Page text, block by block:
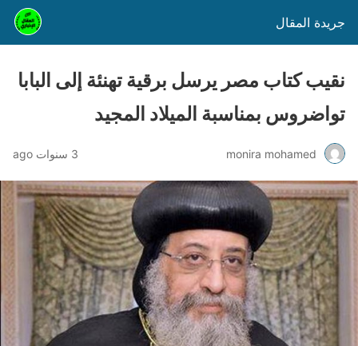
جريدة المقال
نقيب كتاب مصر يرسل برقية تهنئة إلى البابا
تواضروس بمناسبة الميلاد المجيد
monira mohamed 3 سنوات ago